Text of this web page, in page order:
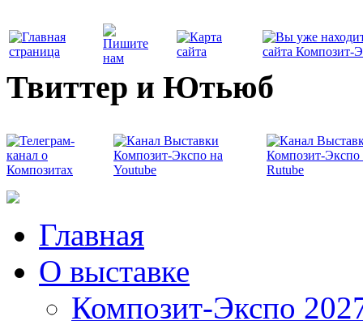
Твиттер и Ютьюб
Главная
О выставке
Композит-Экспо